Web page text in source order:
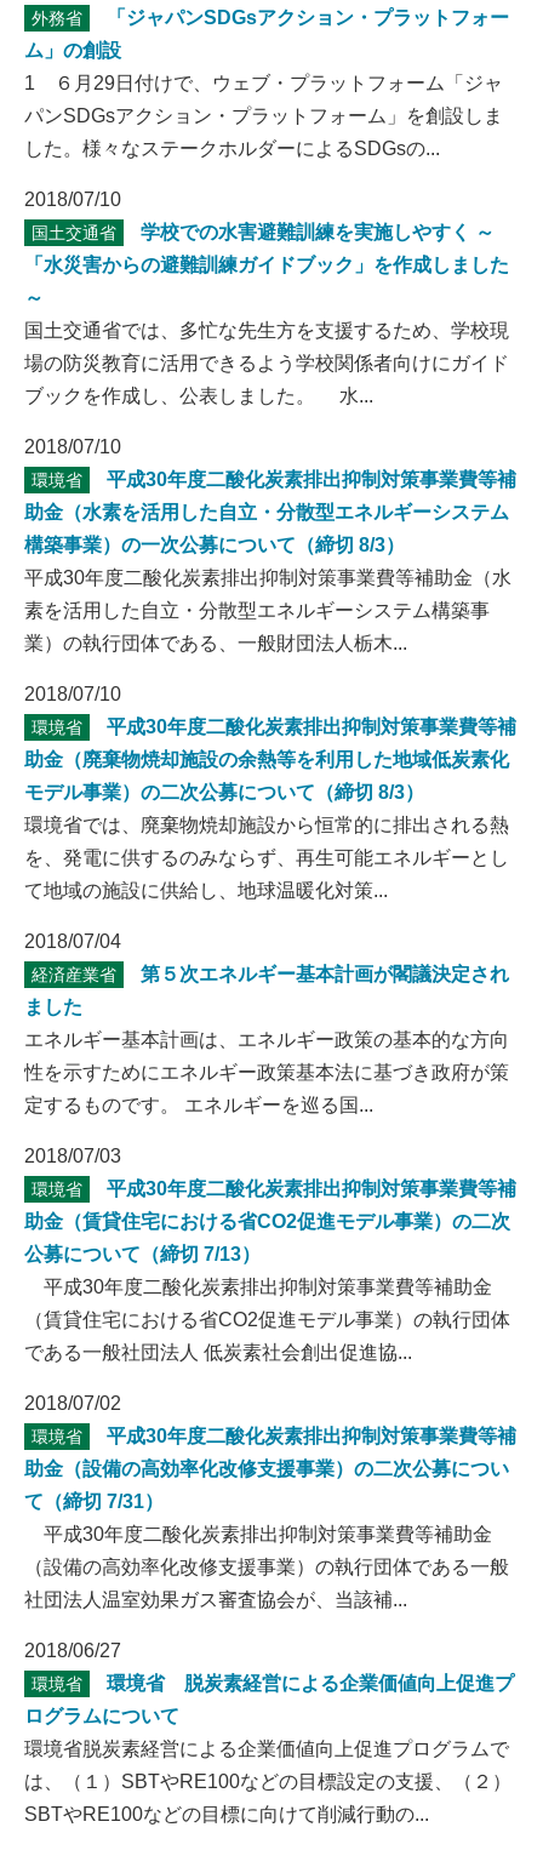
外務省
「ジャパンSDGsアクション・プラットフォー
ム」の創設
1 ６月29日付けで、ウェブ・プラットフォーム「ジャ
パンSDGsアクション・プラットフォーム」を創設しま
した。様々なステークホルダーによるSDGsの...
2018/07/10
国土交通省
学校での水害避難訓練を実施しやすく ～
「水災害からの避難訓練ガイドブック」を作成しました
～
国土交通省では、多忙な先生方を支援するため、学校現
場の防災教育に活用できるよう学校関係者向けにガイド
ブックを作成し、公表しました。 水...
2018/07/10
環境省
平成30年度二酸化炭素排出抑制対策事業費等補
助金（水素を活用した自立・分散型エネルギーシステム
構築事業）の一次公募について（締切 8/3）
平成30年度二酸化炭素排出抑制対策事業費等補助金（水
素を活用した自立・分散型エネルギーシステム構築事
業）の執行団体である、一般財団法人栃木...
2018/07/10
環境省
平成30年度二酸化炭素排出抑制対策事業費等補
助金（廃棄物焼却施設の余熱等を利用した地域低炭素化
モデル事業）の二次公募について（締切 8/3）
環境省では、廃棄物焼却施設から恒常的に排出される熱
を、発電に供するのみならず、再生可能エネルギーとし
て地域の施設に供給し、地球温暖化対策...
2018/07/04
経済産業省
第５次エネルギー基本計画が閣議決定され
ました
エネルギー基本計画は、エネルギー政策の基本的な方向
性を示すためにエネルギー政策基本法に基づき政府が策
定するものです。 エネルギーを巡る国...
2018/07/03
環境省
平成30年度二酸化炭素排出抑制対策事業費等補
助金（賃貸住宅における省CO2促進モデル事業）の二次
公募について（締切 7/13）
平成30年度二酸化炭素排出抑制対策事業費等補助金
（賃貸住宅における省CO2促進モデル事業）の執行団体
である一般社団法人 低炭素社会創出促進協...
2018/07/02
環境省
平成30年度二酸化炭素排出抑制対策事業費等補
助金（設備の高効率化改修支援事業）の二次公募につい
て（締切 7/31）
平成30年度二酸化炭素排出抑制対策事業費等補助金
（設備の高効率化改修支援事業）の執行団体である一般
社団法人温室効果ガス審査協会が、当該補...
2018/06/27
環境省
環境省 脱炭素経営による企業価値向上促進プ
ログラムについて
環境省脱炭素経営による企業価値向上促進プログラムで
は、（１）SBTやRE100などの目標設定の支援、（２）
SBTやRE100などの目標に向けて削減行動の...